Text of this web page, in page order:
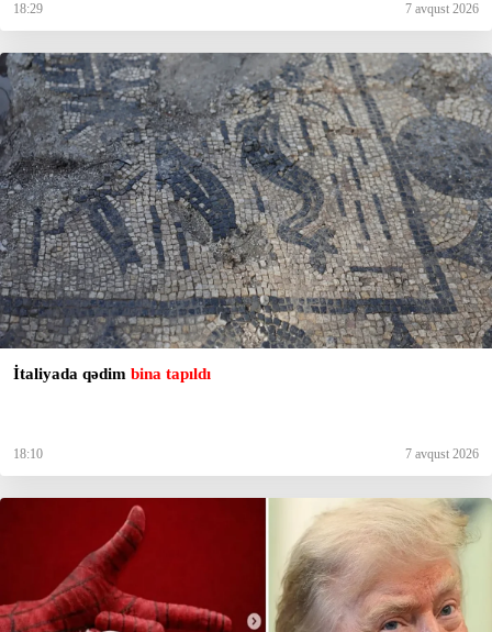
18:29 7 avqust 2026
İtaliyada qədim bina tapıldı
18:10 7 avqust 2026